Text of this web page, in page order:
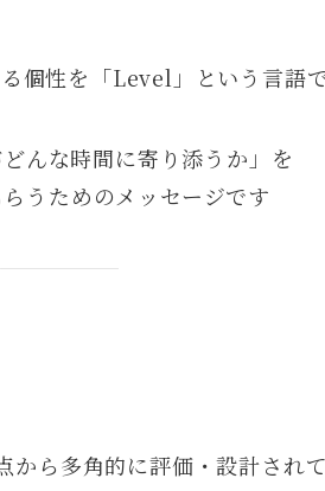
性を「Level」という言語
んな時間に寄り添うか」を
うためのメッセージです
ら多角的に評価・設計されて